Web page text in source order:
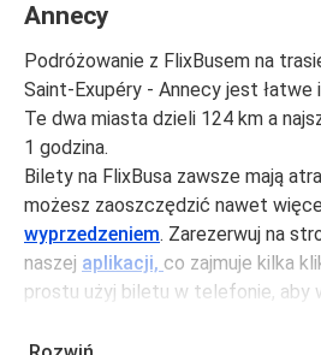
Annecy
Podróżowanie z FlixBusem na
Saint-Exupéry - Annecy jest
Te dwa miasta dzieli 124 km a
1 godzina.
Bilety na FlixBusa zawsze mają
możesz zaoszczędzić nawet
wyprzedzeniem. Zarezerwuj na
naszej aplikacji, co zajmuje kilka
prostu użyj biletu w telefonie, aby
Exupéry - Annecy za jedynie 55,99